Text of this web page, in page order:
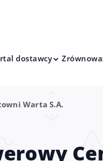
dostawcy
Warta S.A.